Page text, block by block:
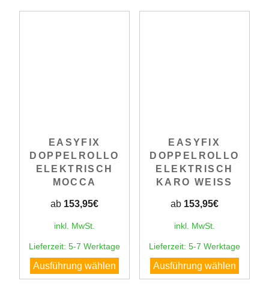
EASYFIX
DOPPELROLLO
ELEKTRISCH
MOCCA
ab 153,95€
inkl. MwSt.
Lieferzeit:5-7 Werktage
Ausführung wählen
Produkt
EASYFIX
DOPPELROLLO
ELEKTRISCH
KARO WEISS
ab 153,95€
inkl. MwSt.
Lieferzeit: 5-7 Werktage
Ausführung wählen